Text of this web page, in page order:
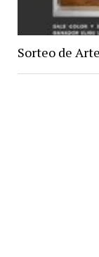
Sorteo de